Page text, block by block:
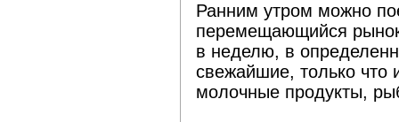
Ранним утром можно
перемещающийся
в неделю, в
свежайшие, только
молочные продукты,